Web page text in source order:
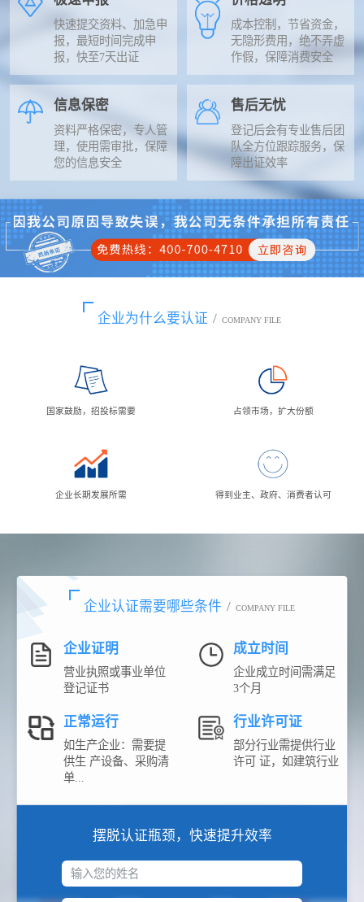
快速提交资料、加急申
报，最短时间完成申
报，快至7天出证
成本控制，节省资金，
无隐形费用，绝不弄虚
作假，保障消费安全
信息保密
资料严格保密，专人管
理，使用需审批，保障
您的信息安全
售后无忧
登记后会有专业售后团
队全方位跟踪服务，保
障出证效率
企业为什么要认证 / COMPANY FILE
国家鼓励，招投标需要 占领市场，扩大份额
企业长期发展所需 得到业主、政府、消费者认可
企业认证需要哪些条件 / COMPANY FILE
企业证明
营业执照或事业单位
登记证书
成立时间
企业成立时间需满足
3个月
正常运行
如生产企业：需要提
供生 产设备、采购清
单...
行业许可证
部分行业需提供行业
许可 证，如建筑行业
摆脱认证瓶颈，快速提升效率
输入您的姓名